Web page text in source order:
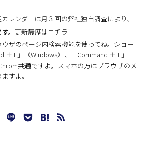
レンダーは月３回の弊社独自調査により、
。 更新履歴はコチラ
ウザのページ内検索機能を使ってね。ショー
＋ F 」（Windows）、「Command ＋ F 」
共通ですよ。 スマホの方はブラウザのメ
すよ。